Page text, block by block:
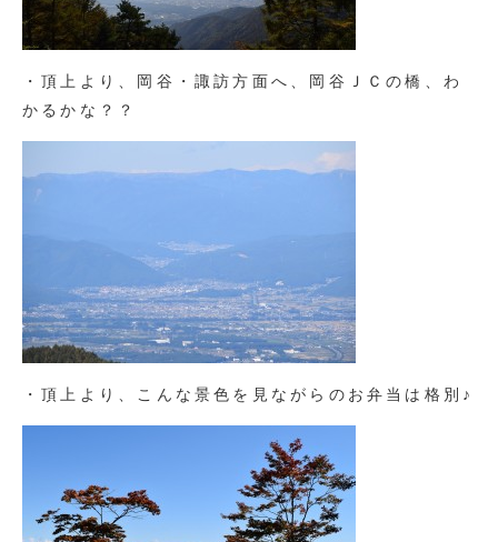
・頂上より、岡谷・諏訪方面へ、岡谷ＪＣの橋、わ
かるかな？？
・頂上より、こんな景色を見ながらのお弁当は格別♪